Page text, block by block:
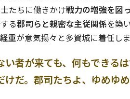
たちに働きかけ戦力の増強を図
る郡司らと親密な主従関係を築
重が意気揚々と多賀城に着任しま
い者が来ても、何もできる
けだ。郡司たちよ、ゆめゆ